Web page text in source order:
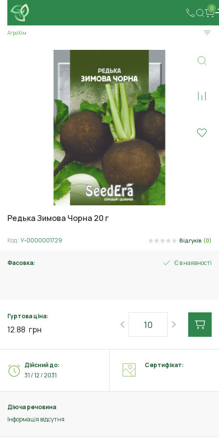
0
АгроХім
Редька Зимова Чорна 20 г
Код: У-0000001729 Відгуків (0)
Фасовка: Є в наявності
Гуртова ціна:
12.88 грн
Діюча речовина
Інформація відсутня
Дійсний до:
31 / 12 / 2031
Сертифікат: